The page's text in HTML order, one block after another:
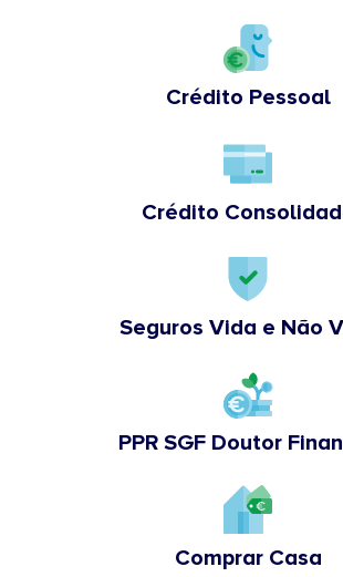
Crédito Pessoal
Crédito
Seguros Vida e Não
PPR SGF Doutor
Comprar Casa